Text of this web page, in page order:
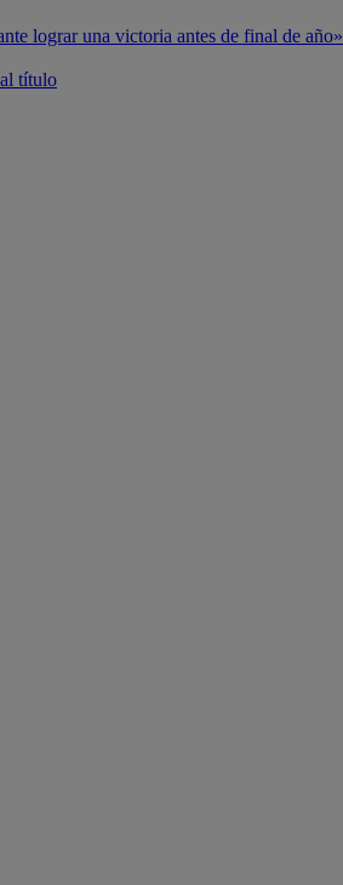
lograr una victoria antes de final de año»
título